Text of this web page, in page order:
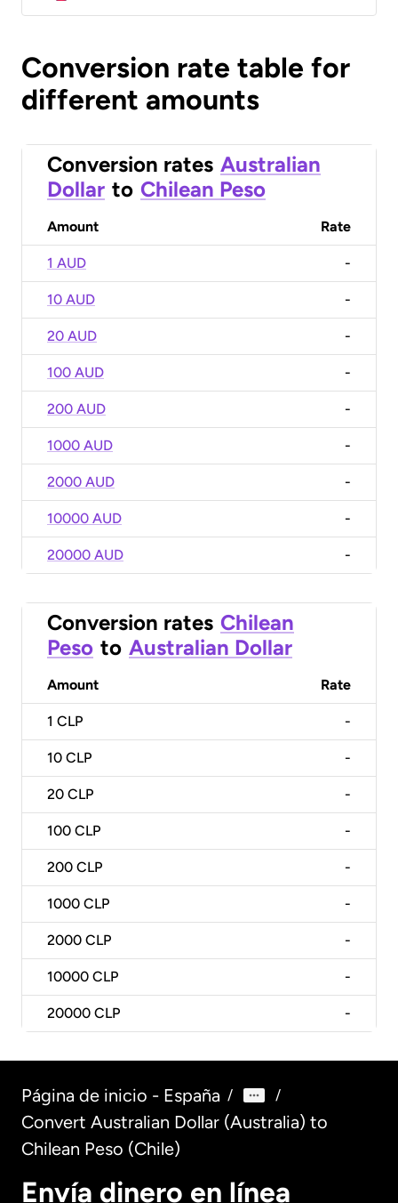
Conversion rate table for
different amounts
Conversion rates Australian
Dollar to Chilean Peso
Amount Rate
1 AUD -
10 AUD -
20 AUD -
100 AUD -
200 AUD -
1000 AUD -
2000 AUD -
10000 AUD -
20000 AUD -
Conversion rates Chilean
Peso to Australian Dollar
Amount Rate
1 CLP -
10 CLP -
20 CLP -
100 CLP -
200 CLP -
1000 CLP -
2000 CLP -
10000 CLP -
20000 CLP -
Página de inicio - España / /
Convert Australian Dollar (Australia) to
Chilean Peso (Chile)
Envía dinero en línea